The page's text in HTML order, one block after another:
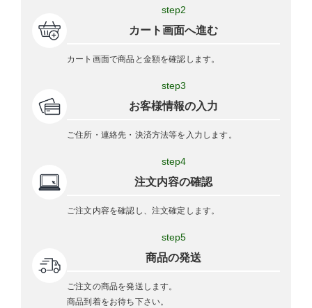
step2
カート画面へ進む
カート画面で商品と金額を確認します。
step3
お客様情報の入力
ご住所・連絡先・決済方法等を入力します。
step4
注文内容の確認
ご注文内容を確認し、注文確定します。
step5
商品の発送
ご注文の商品を発送します。
商品到着をお待ち下さい。